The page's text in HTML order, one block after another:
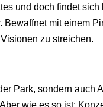
und doch findet
Bewaffnet mit einem
zu streichen.
Park, sondern auch